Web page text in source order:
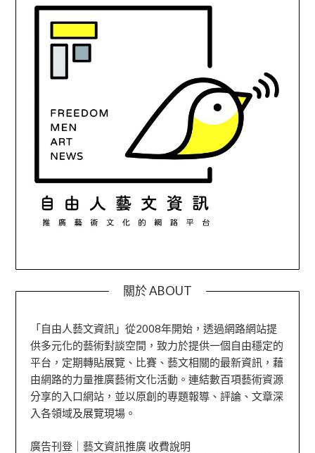
關於 ABOUT
「自由人藝文資訊」從2008年開始，透過網路網站提
供多元化的藝術對談空間，致力於提供一個自由穩定的
平台，定期轉貼展覽、比賽、藝文相關的最新資訊，藉
由網路的力量推廣藝術文化活動。連結數百項藝術資源
分享的入口網站，並以原創的專題報導、評論、文章深
入各領域及展覽現場。
廣告刊登｜藝文資訊推廣 收費說明